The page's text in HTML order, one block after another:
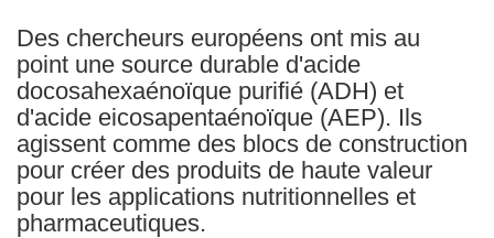
Des chercheurs européens ont mis au
point une source durable d'acide
docosahexaénoïque purifié (ADH) et
d'acide eicosapentaénoïque (AEP). Ils
agissent comme des blocs de construction
pour créer des produits de haute valeur
pour les applications nutritionnelles et
pharmaceutiques.